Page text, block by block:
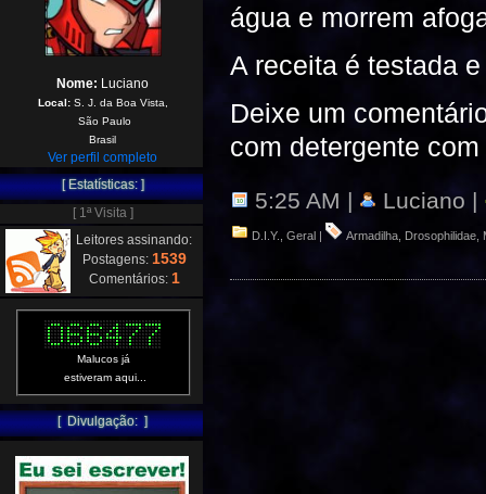
água e morrem
A receita é testada
Deixe um
com detergente
5:25 AM | Luciano |
D.I.Y. ,Geral | Armadilha Drosophilidae
Nome: Luciano
Local:S. J. da Boa Vista,
São Paulo
Brasil
Ver perfil completo
[ Estatísticas: ]
[ 1ª Visita ]
Leitores assinando:
Postagens: 1539
Comentários: 1
Malucos já
estiveram aqui...
[ Divulgação: ]